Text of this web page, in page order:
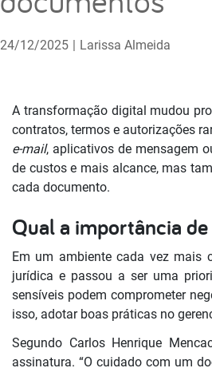
24/12/2025 | Larissa Almeida
A transformação digital mudou
contratos, termos e autorizações
e-mail, aplicativos de mensagem
de custos e mais alcance, mas
cada documento.
Qual a importância
Em um ambiente cada vez mais
jurídica e passou a ser uma
sensíveis podem comprometer
isso, adotar boas práticas no
Segundo Carlos Henrique
assinatura. “O cuidado com um